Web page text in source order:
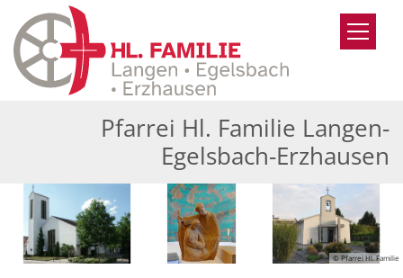
Zum Inhalt springen
Pfarrei Hl. Familie Langen-
Egelsbach-Erzhausen
© Pfarrei Hl. Familie